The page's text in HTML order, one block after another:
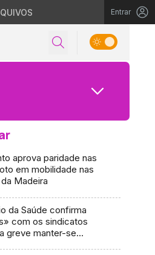
Entrar
aprova paridade nas
em mobilidade nas
Madeira
da Saúde confirma
com os sindicatos
greve manter-se